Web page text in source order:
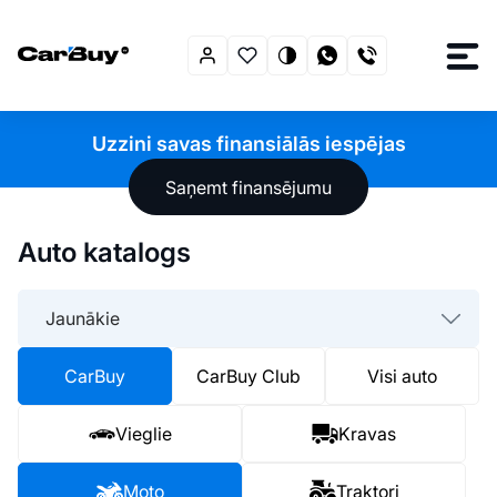
Uzzini savas finansiālās iespējas
Saņemt finansējumu
Auto katalogs
Jaunākie
CarBuy CarBuy Club Visi auto
Vieglie Kravas
Moto Traktori